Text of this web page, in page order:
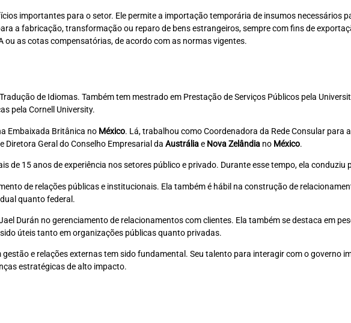
importantes para o setor. Ele permite a importação temporária de insumos necessários
a fabricação, transformação ou reparo de bens estrangeiros, sempre com fins de
ou as cotas compensatórias, de acordo com as normas vigentes.
de Idiomas. Também tem mestrado em Prestação de Serviços Públicos pela
pela Cornell University.
Embaixada Britânica no México. Lá, trabalhou como Coordenadora da Rede Consular para a
Diretora Geral do Conselho Empresarial da Austráliae Nova Zelândia no México.
de 15 anos de experiência nos setores público e privado. Durante esse tempo, ela
de relações públicas e institucionais. Ela também é hábil na construção de
quanto federal.
Durán no gerenciamento de relacionamentos com clientes. Ela também se destaca em
úteis tanto em organizações públicas quanto privadas.
gestão e relações externas tem sido fundamental. Seu talento para interagir com o governo
estratégicas de alto impacto.